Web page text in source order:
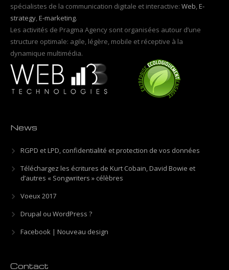
spécialistes de la communication digitale et interactive: Web,E-
strategy,E-marketing.
Les activités de Pragma Agency sont organisées autour d’une
structure optimale: agile, légère, mobile et réceptive à la
dynamique multimédia.
News
RGPD et LPD, confidentialité et protection de vos données
Téléchargez les écritures de Kurt Cobain, David Bowie et
d’autres « Songwriters » célèbres
Voeux 2017
Drupal ou WordPress ?
Facebook | Nouveau design
Contact